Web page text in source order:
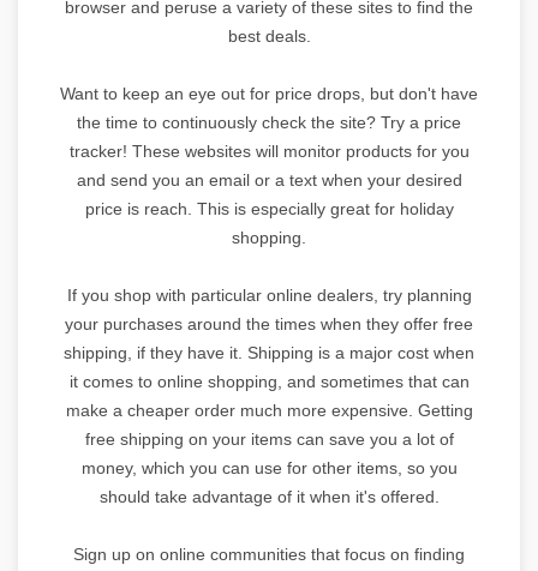
browser and peruse a variety of these sites to find the
best deals.
Want to keep an eye out for price drops, but don't have
the time to continuously check the site? Try a price
tracker! These websites will monitor products for you
and send you an email or a text when your desired
price is reach. This is especially great for holiday
shopping.
If you shop with particular online dealers, try planning
your purchases around the times when they offer free
shipping, if they have it. Shipping is a major cost when
it comes to online shopping, and sometimes that can
make a cheaper order much more expensive. Getting
free shipping on your items can save you a lot of
money, which you can use for other items, so you
should take advantage of it when it's offered.
Sign up on online communities that focus on finding